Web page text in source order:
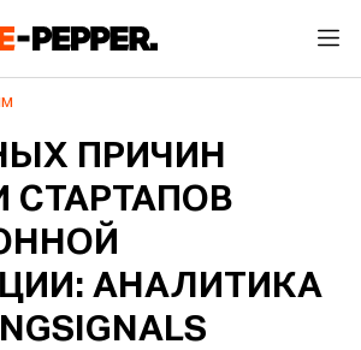
ПРИЧИН
СТАРТАПОВ
АНАЛИТИКА